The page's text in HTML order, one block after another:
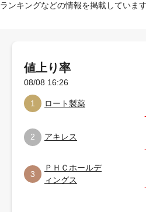
ランキングなどの情報を掲載しています